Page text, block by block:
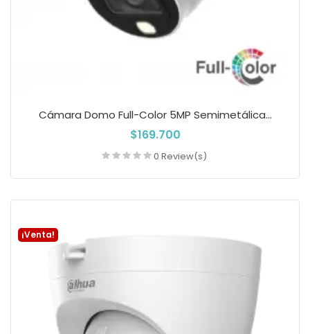
Cámara Domo Full-Color 5MP Semimetálica...
$169.700
0 Review(s)
¡Venta!